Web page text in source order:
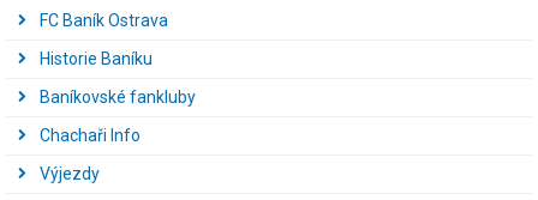
FC Baník Ostrava
Historie Baníku
Baníkovské fankluby
Chachaři Info
Výjezdy